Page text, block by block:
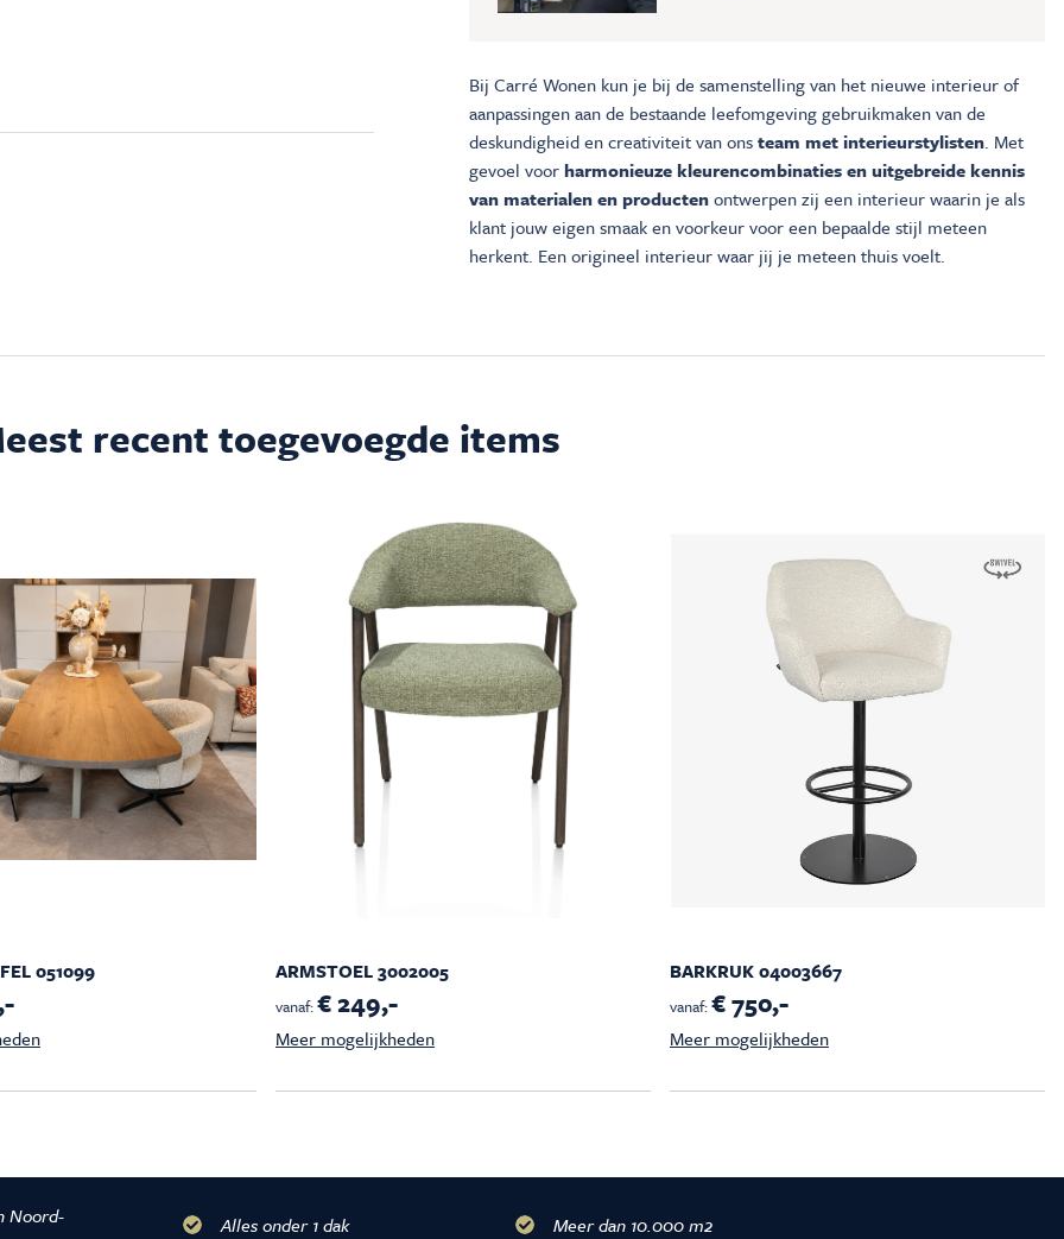
Bij Carré Wonen kun je bij de samenstelling van het nieuwe interieur of
aanpassingen aan de bestaande leefomgeving gebruikmaken van de
deskundigheid en creativiteit van onsteam met interieurstylisten. Met
gevoel voorharmonieuze kleurencombinaties en uitgebreide kennis
van materialen en productenontwerpen zij een interieur waarin je als
klant jouw eigen smaak en voorkeur voor een bepaalde stijl meteen
herkent. Een origineel interieur waar jij je meteen thuis voelt.
recent toegevoegde items
051099 ARMSTOEL 3002005
vanaf:€ 249,-
Meer mogelijkheden
BARKRUK 04003667
vanaf:€ 750,-
Meer mogelijkheden
Noord- Alles onder 1 dak Meer dan 10.000 m2